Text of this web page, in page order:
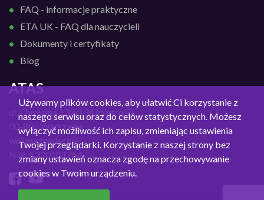
FAQ - informacje praktyczne
ETA UK - FAQ dla nauczycieli
Dokumenty i certyfikaty
Blog
ATAS
ul. Chmielna 132/134 (piętro 5)
00-805 Warszawa
woj.mazowieckie
NIP: 5320101254
Używamy plików cookies, aby ułatwić Ci korzystanie z
naszego serwisu oraz do celów statystycznych. Możesz
wyłączyć możliwość ich zapisu, zmieniając ustawienia
Twojej przeglądarki. Korzystanie z naszej strony bez
zmiany ustawień oznacza zgodę na przechowywanie
cookies w Twoim urządzeniu.